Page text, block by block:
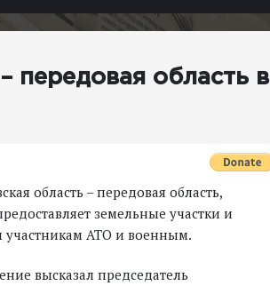
передовая область в
область – передовая область,
земельные участки и
участникам АТО и военным.
высказал председатель